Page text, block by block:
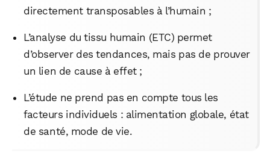
directement transposables à l’humain ;
L’analyse du tissu humain (ETC) permet
d’observer des tendances, mais pas de prouver
un lien de cause à effet ;
L’étude ne prend pas en compte tous les
facteurs individuels : alimentation globale, état
de santé, mode de vie.